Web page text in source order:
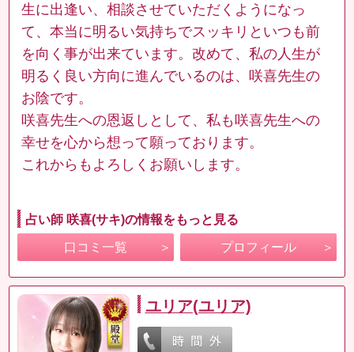
生に出逢い、相談させていただくようになっ
て、本当に明るい気持ちでスッキリといつも前
を向く事が出来ています。改めて、私の人生が
明るく良い方向に進んでいるのは、咲喜先生の
お陰です。
咲喜先生への恩返しとして、私も咲喜先生への
幸せを心から想って願っております。
これからもよろしくお願いします。
占い師 咲喜(サキ)の情報をもっと見る
口コミ一覧 プロフィール
ユリア(ユリア)